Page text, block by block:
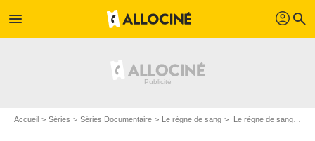
menu profil search
Accueil Séries Séries Documentaire Le règne de sang Le règne de sang : Episodes de la saison 1